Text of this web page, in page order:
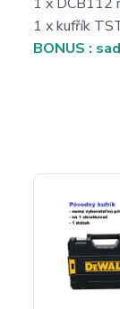
1 x kufřík
BONUS :